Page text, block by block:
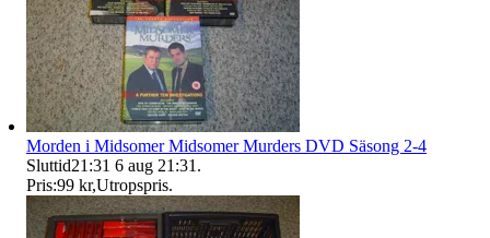
Morden i Midsomer Midsomer Murders DVD Säsong 2-4
Sluttid21:31 6 aug 21:31 .
Pris:99 kr,Utropspris.